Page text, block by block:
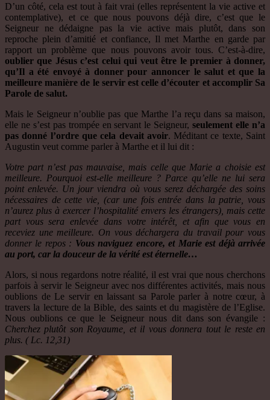
D’un côté, cela est tout à fait vrai (elles représentent la vie active et
contemplative), et ce que nous pouvons déjà dire, c’est que le
Seigneur ne dédaigne pas la vie active mais plutôt, dans son
reproche plein d’amitié et confiance, Il met Marthe en garde par
rapport un problème que nous pouvons avoir tous. C’est-à-dire,
oublier que Jésus c’est celui qui veut être le premier à donner,
qu’Il a été envoyé à donner pour annoncer le salut et que la
meilleure manière de le servir est celle d’écouter et accomplir Sa
Parole de salut.
Mais le Seigneur n’oublie pas que Marthe l’a reçu dans sa maison,
elle ne s’est pas trompée en servant le Seigneur,seulement elle n’a
pas donné l’ordre que cela devait avoir. Méditant ce texte, Saint
Augustin veut comme parler à Marthe et il lui dit :
Votre part n’est pas mauvaise, mais celle que Marie a choisie est
meilleure. Pourquoi est-elle meilleure ? Parce qu’elle ne lui sera
point enlevée. Un jour viendra où vous serez déchargée des soins
nécessaires de cette vie, (car une fois entrée dans la patrie, vous
n’aurez plus à exercer l’hospitalité envers les étrangers), mais cette
part vous sera enlevée dans votre intérêt, et afin que vous en
receviez une meilleure. On vous déchargera du travail pour vous
donner le repos : Vous naviguez encore, et Marie est déjà arrivée
au port, car la douceur de la vérité est éternelle…
Alors, si nous regardons notre réalité, il est vrai que nous cherchons
parfois à servir le Seigneur avec nos différentes activités, mais nous
oublions de Le servir en laissant sa Parole parler à notre cœur, à
travers la lecture de la Bible, des saints et du magistère de l’Eglise.
Nous oublions ce que le Seigneur nous dit dans son évangile :
Cherchez plutôt son Royaume, et il vous donnera tout le reste en
plus. ( Lc. 12,31)